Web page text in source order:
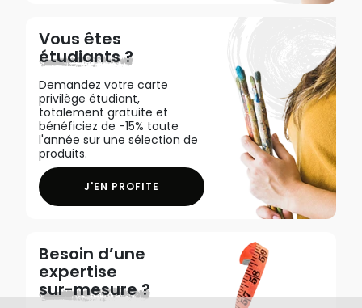
Vous êtes
étudiants ?
Demandez votre carte
privilège étudiant,
totalement gratuite et
bénéficiez de -15% toute
l'année sur une sélection de
produits.
J'EN PROFITE
Besoin d’une
expertise
sur-mesure ?